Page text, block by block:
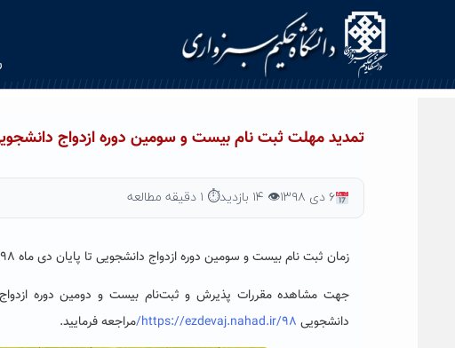
تمدید مهلت ثبت نام بیست و سومین دوره ازدواج
۶ دی ۱۳۹۸ 👁 ۱۴ بازدید ⏱ ۱ دقیقه مطالعه
زمان ثبت نام بیست و سومین دوره ازدواج دانشجویی تا پایان دی ماه ۹۸ تمدید شد.
جهت مشاهده مقررات پذیرش و ثبت‌نام بیست و دومین دوره
دانشجویی https://ezdevaj.nahad.ir/98/ مراجعه فرمایید.